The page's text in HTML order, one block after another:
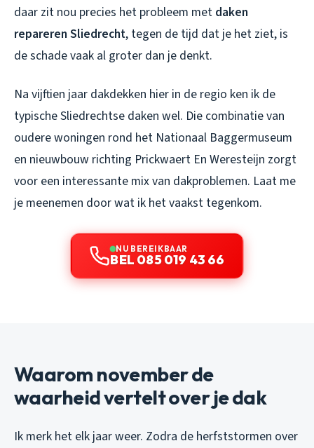
daar zit nou precies het probleem met daken
repareren Sliedrecht, tegen de tijd dat je het ziet, is
de schade vaak al groter dan je denkt.
Na vijftien jaar dakdekken hier in de regio ken ik de
typische Sliedrechtse daken wel. Die combinatie van
oudere woningen rond het Nationaal Baggermuseum
en nieuwbouw richting Prickwaert En Weresteijn zorgt
voor een interessante mix van dakproblemen. Laat me
je meenemen door wat ik het vaakst tegenkom.
NU BEREIKBAAR
BEL 085 019 43 66
Waarom november de
waarheid vertelt over je dak
Ik merk het elk jaar weer. Zodra de herfststormen over